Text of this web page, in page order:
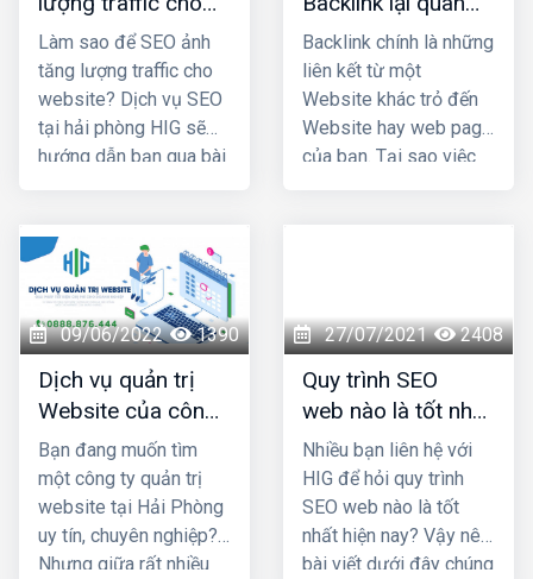
marketing của bạn sẽ
thành công và giúp bạn
tăng doanh thu - lợi
nhuận đáng kể.
website của bạn?
Làm sao để SEO ảnh
tăng lượng traffic cho
website? Dịch vụ SEO
tại hải phòng HIG sẽ
hướng dẫn bạn qua bài
trọng trong Seo ?
Backlink chính là những
liên kết từ một
Website khác trỏ đến
Website hay web page
của bạn. Tại sao việc
09/06/2022
1390
Dịch vụ quản trị
Website của công
ty nào uy tín và
chuyên nghiệp nhất
Hải Phòng?
Bạn đang muốn tìm
một công ty quản trị
website tại Hải Phòng
uy tín, chuyên nghiệp?
Nhưng giữa rất nhiều
27/07/2021 2408
Quy trình SEO
web nào là tốt nhất
hiện nay?
Nhiều bạn liên hệ với
HIG để hỏi quy trình
SEO web nào là tốt
nhất hiện nay? Vậy nên
bài viết dưới đây chúng